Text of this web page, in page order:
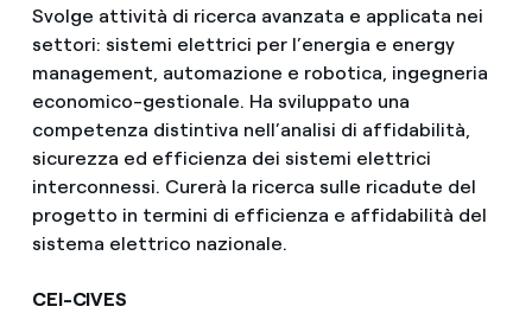
Svolge attività di ricerca avanzata e applicata nei
settori: sistemi elettrici per l’energia e energy
management, automazione e robotica, ingegneria
economico-gestionale. Ha sviluppato una
competenza distintiva nell’analisi di affidabilità,
sicurezza ed efficienza dei sistemi elettrici
interconnessi. Curerà la ricerca sulle ricadute del
progetto in termini di efficienza e affidabilità del
sistema elettrico nazionale.
CEI-CIVES